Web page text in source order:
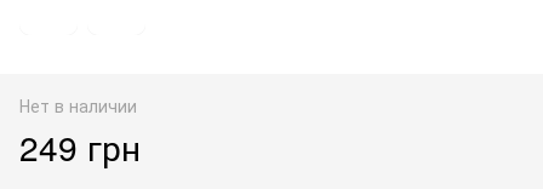
Нет в наличии
249 грн